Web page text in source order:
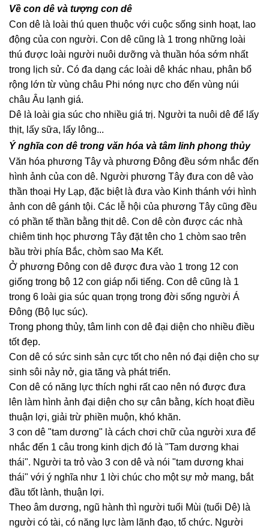
Về con dê và tượng con dê
Con dê là loài thú quen thuộc với cuộc sống sinh hoạt, lao
động của con người. Con dê cũng là 1 trong những loài
thú được loài người nuôi dưỡng và thuần hóa sớm nhất
trong lịch sử. Có đa dạng các loài dê khác nhau, phân bổ
rộng lớn từ vùng châu Phi nóng nực cho đến vùng núi
châu Âu lạnh giá.
Dê là loài gia súc cho nhiều giá trị. Người ta nuôi dê để lấy
thịt, lấy sữa, lấy lông...
Ý nghĩa con dê trong văn hóa và tâm linh phong thủy
Văn hóa phương Tây và phương Đông đều sớm nhắc đến
hình ảnh của con dê. Người phương Tây đưa con dê vào
thần thoại Hy Lạp, đặc biệt là đưa vào Kinh thánh với hình
ảnh con dê gánh tội. Các lễ hội của phương Tây cũng đều
có phần tế thần bằng thịt dê. Con dê còn được các nhà
chiêm tinh học phương Tây đặt tên cho 1 chòm sao trên
bầu trời phía Bắc, chòm sao Ma Kết.
Ở phương Đông con dê được đưa vào 1 trong 12 con
giống trong bộ 12 con giáp nổi tiếng. Con dê cũng là 1
trong 6 loài gia súc quan trọng trong đời sống người Á
Đông (Bộ lục súc).
Trong phong thủy, tâm linh con dê đại diện cho nhiều điều
tốt đẹp.
Con dê có sức sinh sản cực tốt cho nên nó đại diện cho sự
sinh sôi nảy nở, gia tăng và phát triển.
Con dê có năng lực thích nghi rất cao nên nó được đưa
lên làm hình ảnh đại diện cho sự cân bằng, kích hoạt điều
thuận lợi, giải trừ phiền muộn, khó khăn.
3 con dê "tam dương" là cách chơi chữ của người xưa để
nhắc đến 1 câu trong kinh dịch đó là "Tam dương khai
thái". Người ta trỏ vào 3 con dê và nói "tam dương khai
thái" với ý nghĩa như 1 lời chúc cho một sự mở mang, bắt
đầu tốt lành, thuận lợi.
Theo âm dương, ngũ hành thì người tuổi Mùi (tuổi Dê) là
người có tài, có năng lực làm lãnh đạo, tổ chức. Người